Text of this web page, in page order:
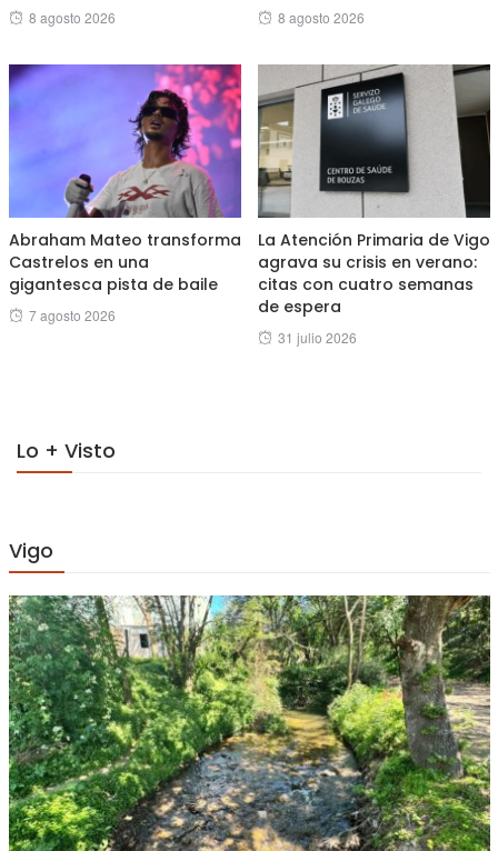
Posted
8 agosto 2026
Posted
8 agosto 2026
Abraham Mateo transforma
Castrelos en una
gigantesca pista de baile
Posted
7 agosto 2026
La Atención Primaria de Vigo
agrava su crisis en verano:
citas con cuatro semanas
de espera
Posted
31 julio 2026
Lo + Visto
Vigo